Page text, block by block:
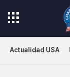
Actualidad USA